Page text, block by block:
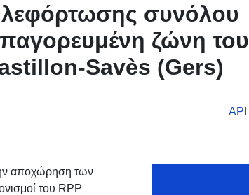
συνόλου
ζώνη του
Savès (Gers)
API
αποχώρηση των
του RPP